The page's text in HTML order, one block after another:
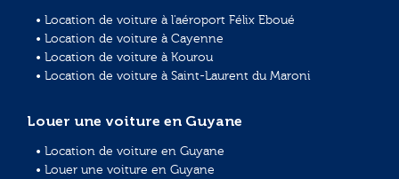
• Location de voiture à l'aéroport Félix Eboué
• Location de voiture à Cayenne
• Location de voiture à Kourou
• Location de voiture à Saint-Laurent du Maroni
Louer une voiture en Guyane
• Location de voiture en Guyane
• Louer une voiture en Guyane